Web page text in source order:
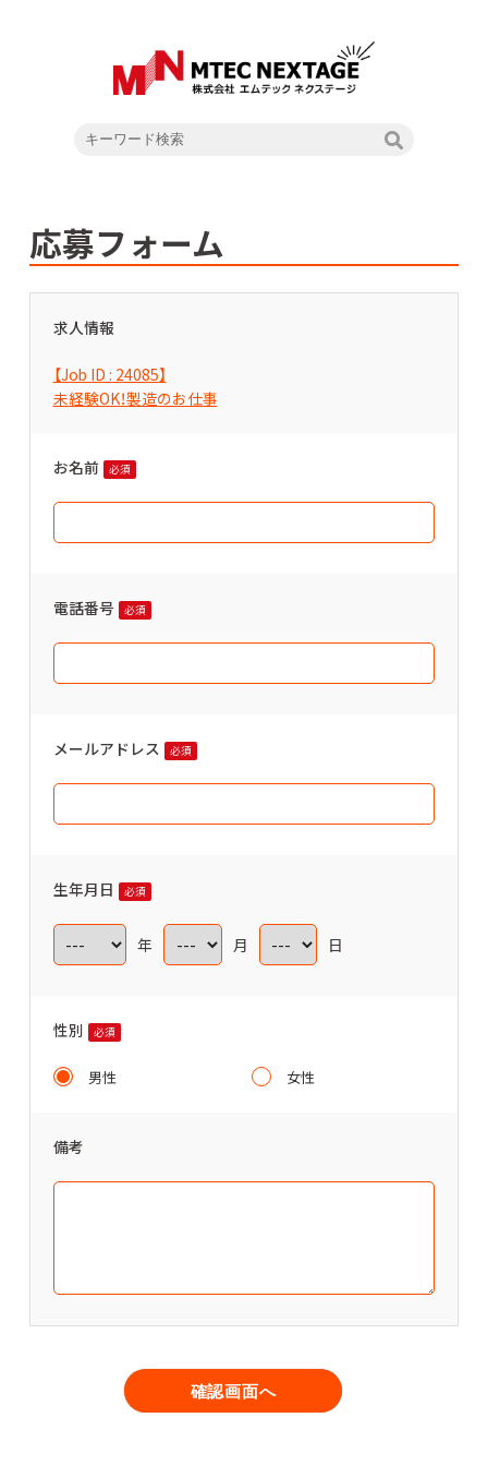
応募フォーム
求人情報
【Job ID : 24085】
未経験OK！製造のお仕事
お名前 必須
電話番号 必須
メールアドレス 必須
生年月日 必須
年 月 日
性別 必須
男性 女性
備考